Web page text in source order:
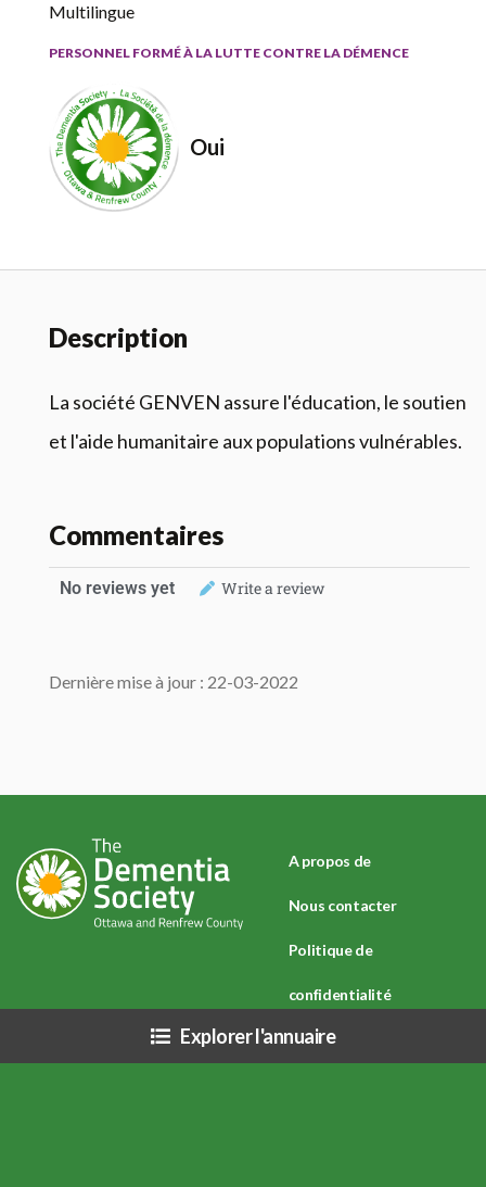
Multilingue
PERSONNEL FORMÉ À LA LUTTE CONTRE LA DÉMENCE
Oui
Description
La société GENVEN assure l'éducation, le soutien
et l'aide humanitaire aux populations vulnérables.
Commentaires
No reviews yet Write a review
Dernière mise à jour : 22-03-2022
A propos de
Nous contacter
Politique de
confidentialité
Explorer l'annuaire